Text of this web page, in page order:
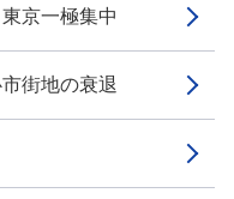
京一極集中
街地の衰退